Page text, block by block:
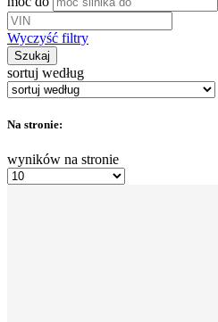
Wyczyść filtry
Szukaj
sortuj według
Na stronie:
wyników na stronie